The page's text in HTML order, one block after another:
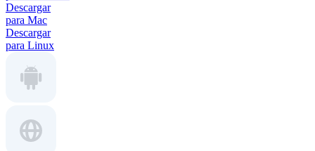
Descargar
para Mac
Descargar
para Linux